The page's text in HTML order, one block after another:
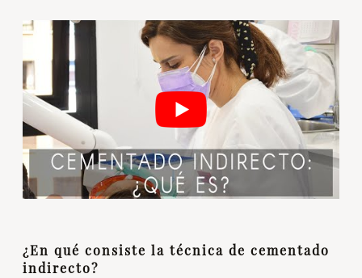
¿En qué consiste la técnica de cementado
indirecto?